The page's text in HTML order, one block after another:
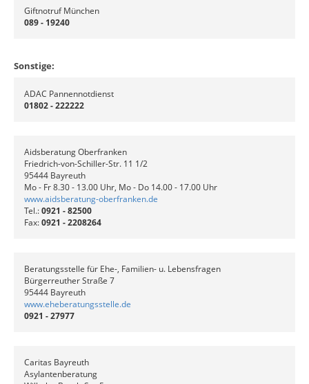
Giftnotruf München
089 - 19240
Sonstige:
ADAC Pannennotdienst
01802 - 222222
Aidsberatung Oberfranken
Friedrich-von-Schiller-Str. 11 1/2
95444 Bayreuth
Mo - Fr 8.30 - 13.00 Uhr, Mo - Do 14.00 - 17.00 Uhr
www.aidsberatung-oberfranken.de
Tel.:0921 - 82500
Fax:0921 - 2208264
Beratungsstelle für Ehe-, Familien- u. Lebensfragen
Bürgerreuther Straße 7
95444 Bayreuth
www.eheberatungsstelle.de
0921 - 27977
Caritas Bayreuth
Asylantenberatung